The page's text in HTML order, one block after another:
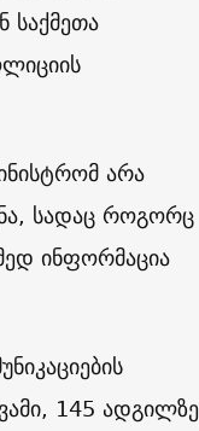
საქმეთა
არა
სადაც როგორც
ინფორმაცია
145 ადგილზე